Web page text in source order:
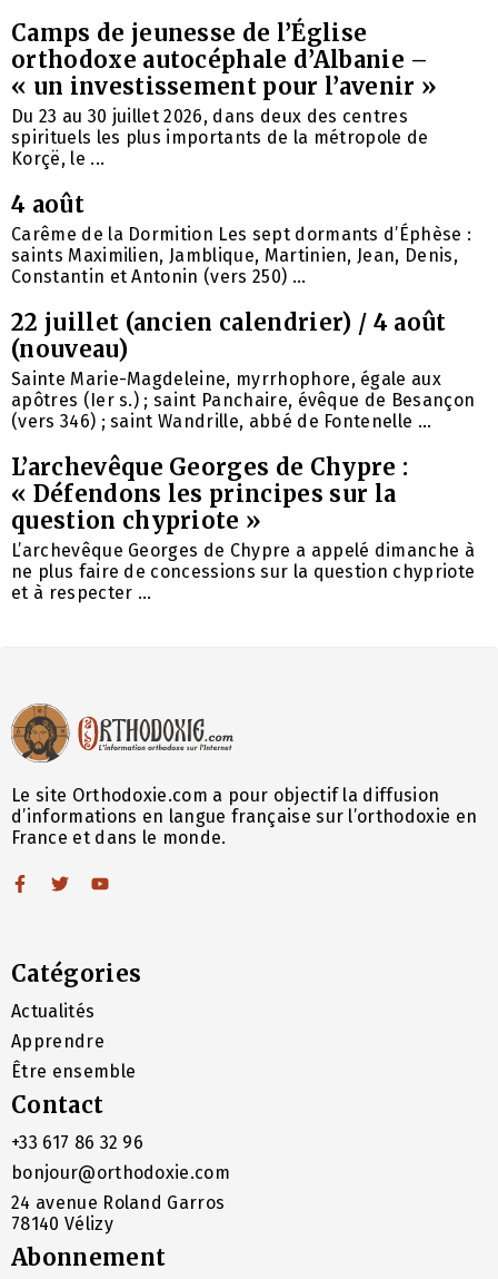
Camps de jeunesse de l’Église
orthodoxe autocéphale d’Albanie –
« un investissement pour l’avenir »
Du 23 au 30 juillet 2026, dans deux des centres
spirituels les plus importants de la métropole de
Korçë, le ...
4 août
Carême de la Dormition Les sept dormants d’Éphèse :
saints Maximilien, Jamblique, Martinien, Jean, Denis,
Constantin et Antonin (vers 250) ...
22 juillet (ancien calendrier) / 4 août
(nouveau)
Sainte Marie-Magdeleine, myrrhophore, égale aux
apôtres (Ier s.) ; saint Panchaire, évêque de Besançon
(vers 346) ; saint Wandrille, abbé de Fontenelle ...
L’archevêque Georges de Chypre :
« Défendons les principes sur la
question chypriote »
L’archevêque Georges de Chypre a appelé dimanche à
ne plus faire de concessions sur la question chypriote
et à respecter ...
Le site Orthodoxie.com a pour objectif la diffusion
d’informations en langue française sur l’orthodoxie en
France et dans le monde.
Catégories
Actualités
Apprendre
Être ensemble
Contact
+33 617 86 32 96
bonjour@orthodoxie.com
24 avenue Roland Garros
78140 Vélizy
Abonnement